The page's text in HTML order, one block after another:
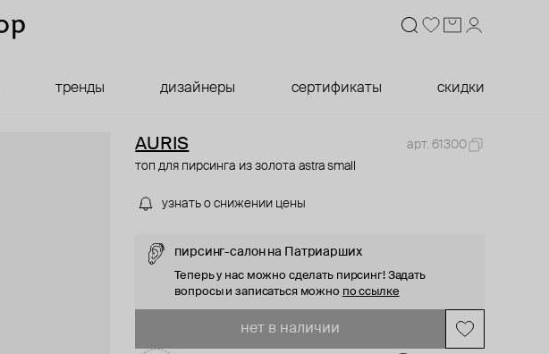
тренды дизайнеры сертификаты скидки
AURIS
арт. 61300
топ для пирсинга из золота astra small
узнать о снижении цены
пирсинг-салон на Патриарших
Теперь у нас можно сделать пирсинг! Задать
вопросы и записаться можно по ссылке
нет в наличии